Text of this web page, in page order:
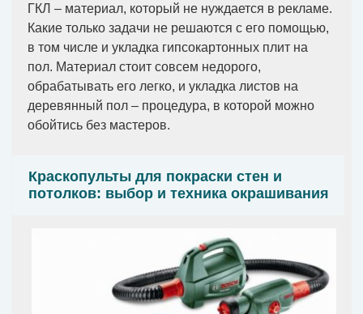
ГКЛ – материал, который не нуждается в рекламе.
Какие только задачи не решаются с его помощью,
в том числе и укладка гипсокартонных плит на
пол. Материал стоит совсем недорого,
обрабатывать его легко, и укладка листов на
деревянный пол – процедура, в которой можно
обойтись без мастеров.
Краскопульты для покраски стен и
потолков: выбор и техника окрашивания